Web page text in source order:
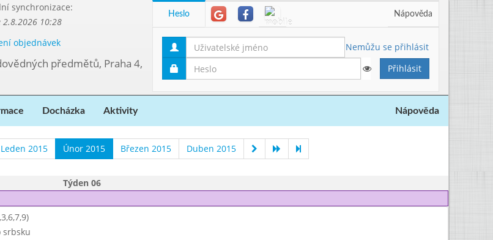
synchronizace:
2.8.2026 10:28
objednávek
předmětů, Praha 4,
Heslo Nápověda
Nemůžu se přihlásit
Docházka Aktivity Nápověda
Leden 2015 Únor 2015 Březen 2015 Duben 2015
Týden 06
srbsku